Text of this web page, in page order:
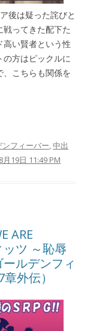
後は疑った詫びと
ってきた配下た
い賢者という性
方はピックルに
こちらも関係を
ンフィーバー,中出
月19日 11:49 PM
ARE
ツ ～恥辱
ルデンフィ
外伝）